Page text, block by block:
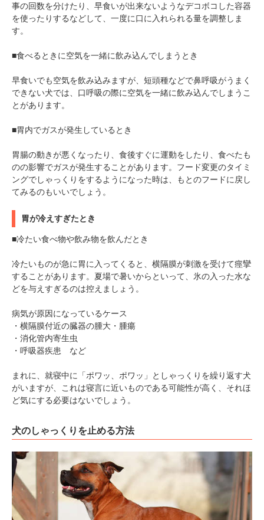
事の回数を分けたり、早食いが出来ないようなデコボコした容器
を使ったりするなどして、一度に口に入れられる量を調整しま
す。
■食べるときに空気を一緒に飲み込んでしまうとき
早食いでも空気を飲み込みますが、短頭種などで鼻呼吸がうまく
できない犬では、口呼吸の際に空気を一緒に飲み込んでしまうこ
とがあります。
■胃内でガスが発生しているとき
胃腸の動きが悪くなったり、食後すぐに運動をしたり、食べたも
のの影響でガスが発生することがあります。フード変更のタイミ
ングでしゃっくりをするようになった時は、もとのフードに戻し
てみるのもいいでしょう。
胃が冷えすぎたとき
■冷たい食べ物や飲み物を飲んだとき
冷たいものが急に胃に入ってくると、横隔膜が刺激を受けて痙攣
することがあります。夏場で暑いからといって、氷の入った水な
どを与えすぎるのは控えましょう。
病気が原因になっているケース
・横隔膜付近の臓器の腫大・腫瘍
・消化管内寄生虫
・呼吸器疾患 など
まれに、就寝中に「ポワッ、ポワッ」としゃっくりを繰り返す犬
がいますが、これは寝言に近いものである可能性が高く、それほ
ど気にする必要はないでしょう。
犬のしゃっくりを止める方法